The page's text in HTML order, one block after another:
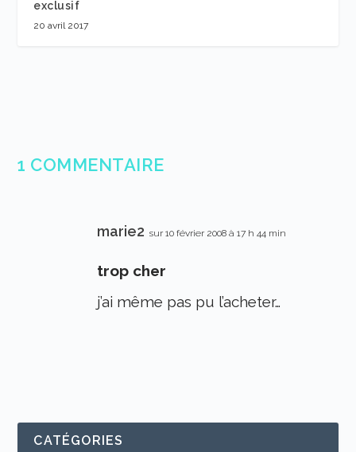
exclusif
20 avril 2017
1 COMMENTAIRE
marie2 sur 10 février 2008 à 17 h 44 min
trop cher
j’ai même pas pu l’acheter…
CATÉGORIES